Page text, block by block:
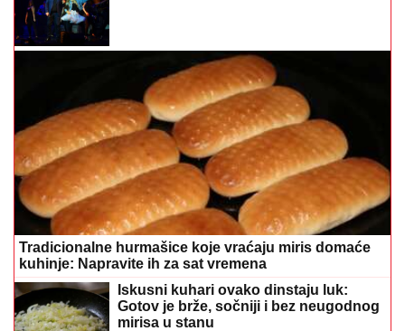
Tradicionalne hurmašice koje vraćaju miris domaće
kuhinje: Napravite ih za sat vremena
Iskusni kuhari ovako dinstaju luk:
Gotov je brže, sočniji i bez neugodnog
mirisa u stanu